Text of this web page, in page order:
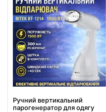
Ручний вертикальний
парогенератор для одягу